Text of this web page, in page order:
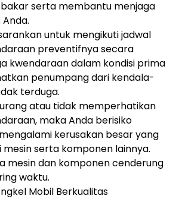
serta membantu menjaga
untuk mengikuti jadwal
preventifnya secara
kwendaraan dalam kondisi prima
penumpang dari kendala-
terduga.
atau tidak memperhatikan
maka Anda berisiko
kerusakan besar yang
serta komponen lainnya.
mesin dan komponen cenderung
waktu.
Mobil Berkualitas